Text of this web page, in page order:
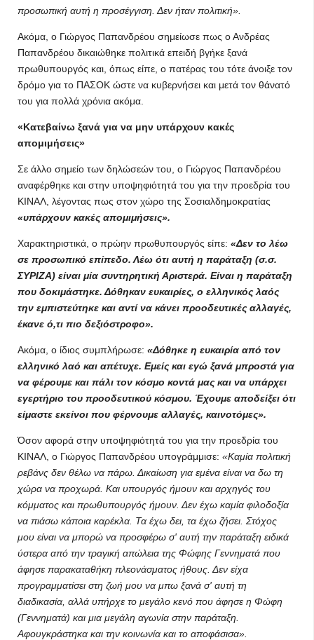
προσωπική αυτή η προσέγγιση. Δεν ήταν πολιτική».
Ακόμα, ο Γιώργος Παπανδρέου σημείωσε πως ο Ανδρέας
Παπανδρέου δικαιώθηκε πολιτικά επειδή βγήκε ξανά
πρωθυπουργός και, όπως είπε, ο πατέρας του τότε άνοιξε τον
δρόμο για το ΠΑΣΟΚ ώστε να κυβερνήσει και μετά τον θάνατό
του για πολλά χρόνια ακόμα.
«Κατεβαίνω ξανά για να μην υπάρχουν κακές
απομιμήσεις»
Σε άλλο σημείο των δηλώσεών του, ο Γιώργος Παπανδρέου
αναφέρθηκε και στην υποψηφιότητά του για την προεδρία του
ΚΙΝΑΛ, λέγοντας πως στον χώρο της Σοσιαλδημοκρατίας
«υπάρχουν κακές απομιμήσεις».
Χαρακτηριστικά, ο πρώην πρωθυπουργός είπε: «Δεν το λέω
σε προσωπικό επίπεδο. Λέω ότι αυτή η παράταξη (σ.σ.
ΣΥΡΙΖΑ) είναι μία συντηρητική Αριστερά. Είναι η παράταξη
που δοκιμάστηκε. Δόθηκαν ευκαιρίες, ο ελληνικός λαός
την εμπιστεύτηκε και αντί να κάνει προοδευτικές αλλαγές,
έκανε ό,τι πιο δεξιόστροφο».
Ακόμα, ο ίδιος συμπλήρωσε: «Δόθηκε η ευκαιρία από τον
ελληνικό λαό και απέτυχε. Εμείς και εγώ ξανά μπροστά για
να φέρουμε και πάλι τον κόσμο κοντά μας και να υπάρχει
εγερτήριο του προοδευτικού κόσμου. Έχουμε αποδείξει ότι
είμαστε εκείνοι που φέρνουμε αλλαγές, καινοτόμες».
Όσον αφορά στην υποψηφιότητά του για την προεδρία του
ΚΙΝΑΛ, ο Γιώργος Παπανδρέου υπογράμμισε: «Καμία πολιτική
ρεβάνς δεν θέλω να πάρω. Δικαίωση για εμένα είναι να δω τη
χώρα να προχωρά. Και υπουργός ήμουν και αρχηγός του
κόμματος και πρωθυπουργός ήμουν. Δεν έχω καμία φιλοδοξία
να πιάσω κάποια καρέκλα. Τα έχω δει, τα έχω ζήσει. Στόχος
μου είναι να μπορώ να προσφέρω σ' αυτή την παράταξη ειδικά
ύστερα από την τραγική απώλεια της Φώφης Γεννηματά που
άφησε παρακαταθήκη πλεονάσματος ήθους. Δεν είχα
προγραμματίσει στη ζωή μου να μπω ξανά σ' αυτή τη
διαδικασία, αλλά υπήρχε το μεγάλο κενό που άφησε η Φώφη
(Γεννηματά) και μια μεγάλη αγωνία στην παράταξη.
Αφουγκράστηκα και την κοινωνία και το αποφάσισα».